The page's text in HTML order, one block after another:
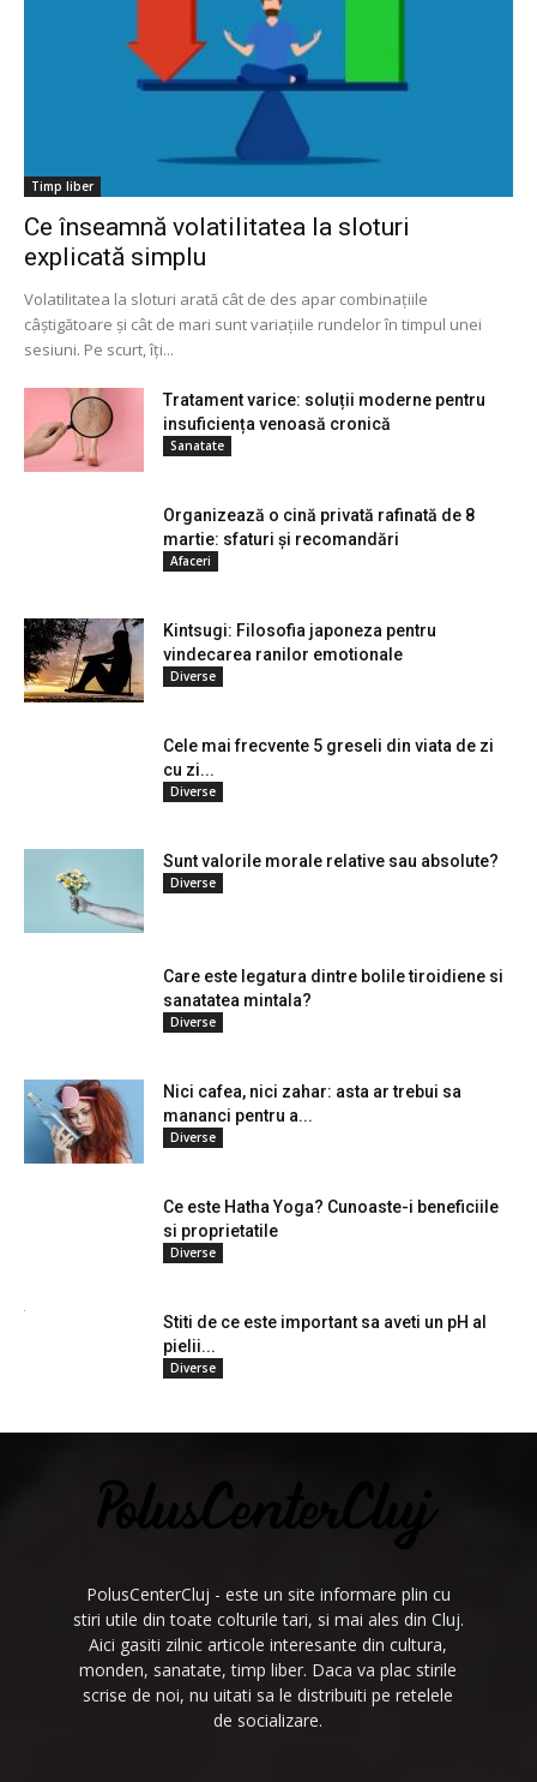
Timp liber
Ce înseamnă volatilitatea la sloturi
explicată simplu
Volatilitatea la sloturi arată cât de des apar combinațiile
câștigătoare și cât de mari sunt variațiile rundelor în timpul unei
sesiuni. Pe scurt, îți...
Tratament varice: soluții moderne pentru
insuficiența venoasă cronică
Sanatate
Organizează o cină privată rafinată de 8
martie: sfaturi și recomandări
Afaceri
Kintsugi: Filosofia japoneza pentru
vindecarea ranilor emotionale
Diverse
Cele mai frecvente 5 greseli din viata de zi
cu zi...
Diverse
Sunt valorile morale relative sau absolute?
Diverse
Care este legatura dintre bolile tiroidiene si
sanatatea mintala?
Diverse
Nici cafea, nici zahar: asta ar trebui sa
mananci pentru a...
Diverse
Ce este Hatha Yoga? Cunoaste-i beneficiile
si proprietatile
Diverse
Stiti de ce este important sa aveti un pH al
pielii...
Diverse
PolusCenterCluj - este un site informare plin cu
stiri utile din toate colturile tari, si mai ales din Cluj.
Aici gasiti zilnic articole interesante din cultura,
monden, sanatate, timp liber. Daca va plac stirile
scrise de noi, nu uitati sa le distribuiti pe retelele
de socializare.